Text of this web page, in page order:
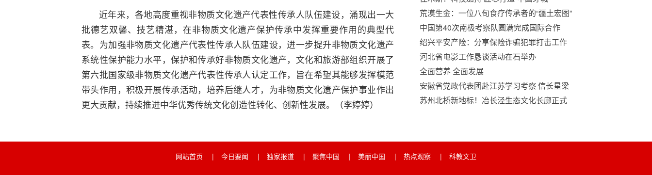
近年来，各地高度重视非物质文化遗产代表性传承人队伍建设，涌现出一大
批德艺双馨、技艺精湛，在非物质文化遗产保护传承中发挥重要作用的典型代
表。为加强非物质文化遗产代表性传承人队伍建设，进一步提升非物质文化遗产
系统性保护能力水平，保护和传承好非物质文化遗产，文化和旅游部组织开展了
第六批国家级非物质文化遗产代表性传承人认定工作，旨在希望其能够发挥模范
带头作用，积极开展传承活动，培养后继人才，为非物质文化遗产保护事业作出
更大贡献，持续推进中华优秀传统文化创造性转化、创新性发展。（李婷婷）
荒漠生金：一位八旬食疗传承者的“疆土宏图”
与“十五五”的健康答卷 ——从韩鹤龄的食疗
探索看中医药守正创新与西部开发的深度融
合
中国第40次南极考察队圆满完成国际合作
“环”计划航空调查
绍兴平安产险：分享保险诈骗犯罪打击工作
优秀经验
河北省电影工作恳谈活动在石举办
全面营养 全面发展
安徽省党政代表团赴江苏学习考察 信长星梁
言顺许昆林王清宪参加
苏州北桥新地标！冶长泾生态文化长廊正式
网站首页 | 今日要闻 | 独家报道 | 聚焦中国 | 美丽中国 | 热点观察 | 科教文卫